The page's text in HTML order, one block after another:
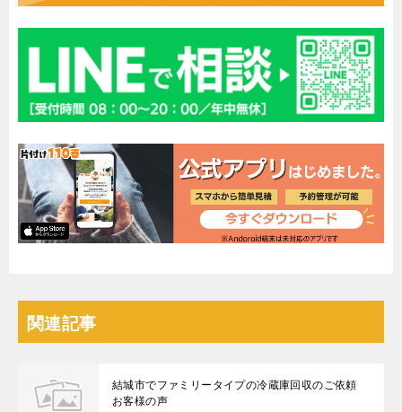
関連記事
結城市でファミリータイプの冷蔵庫回収のご依頼
お客様の声